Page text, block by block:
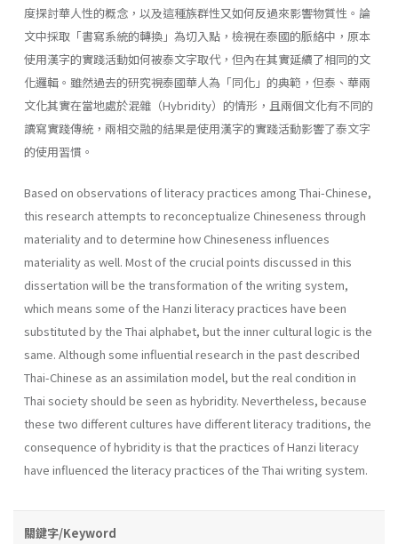
度探討華人性的概念，以及這種族群性又如何反過來影響物質性。論
文中採取「書寫系統的轉換」為切入點，檢視在泰國的脈絡中，原本
使用漢字的實踐活動如何被泰文字取代，但內在其實延續了相同的文
化邏輯。雖然過去的研究視泰國華人為「同化」的典範，但泰、華兩
文化其實在當地處於混雜（Hybridity）的情形，且兩個文化有不同的
讀寫實踐傳統，兩相交融的結果是使用漢字的實踐活動影響了泰文字
的使用習慣。
Based on observations of literacy practices among Thai-Chinese,
this research attempts to reconceptualize Chineseness through
materiality and to determine how Chineseness influences
materiality as well. Most of the crucial points discussed in this
dissertation will be the transformation of the writing system,
which means some of the Hanzi literacy practices have been
substituted by the Thai alphabet, but the inner cultural logic is the
same. Although some influential research in the past described
Thai-Chinese as an assimilation model, but the real condition in
Thai society should be seen as hybridity. Nevertheless, because
these two different cultures have different literacy traditions, the
consequence of hybridity is that the practices of Hanzi literacy
have influenced the literacy practices of the Thai writing system.
關鍵字/Keyword